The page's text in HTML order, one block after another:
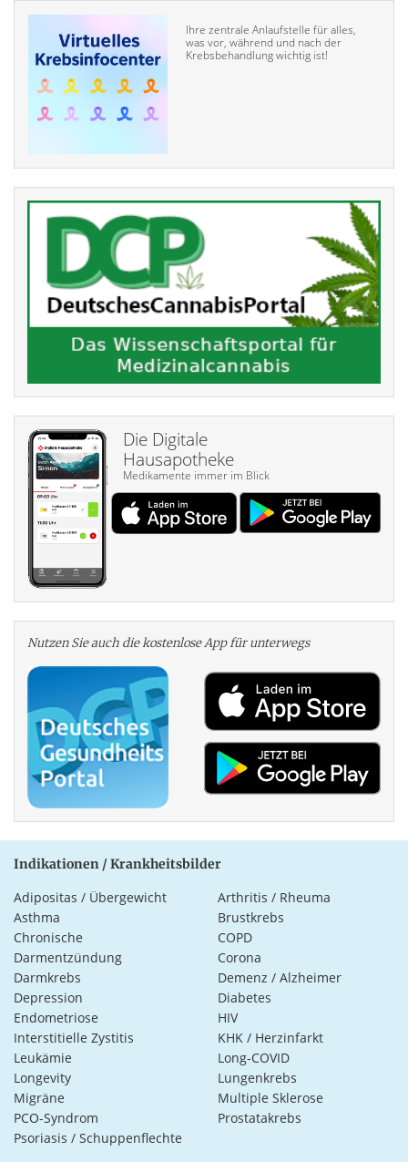
Ihre zentrale Anlaufstelle für alles,
was vor, während und nach der
Krebsbehandlung wichtig ist!
Die Digitale
Hausapotheke
Medikamente immer im Blick
Nutzen Sie auch die kosten­lose App für unterwegs
Indikationen / Krankheitsbilder
Adipositas / Übergewicht
Arthritis / Rheuma
Asthma
Brustkrebs
Chronische
Darmentzündung
COPD
Corona
Darmkrebs
Demenz / Alzheimer
Depression
Diabetes
Endometriose
HIV
Interstitielle Zystitis
KHK / Herzinfarkt
Leukämie
Long-COVID
Longevity
Lungenkrebs
Migräne
Multiple Sklerose
PCO-Syndrom
Prostatakrebs
Psoriasis / Schuppenflechte